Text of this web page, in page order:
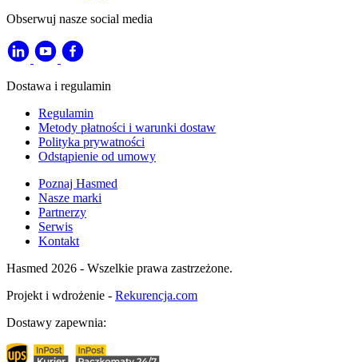
Obserwuj nasze social media
Dostawa i regulamin
Regulamin
Metody płatności i warunki dostaw
Polityka prywatności
Odstąpienie od umowy
Poznaj Hasmed
Nasze marki
Partnerzy
Serwis
Kontakt
Hasmed 2026 - Wszelkie prawa zastrzeżone.
Projekt i wdrożenie - Rekurencja.com
Dostawy zapewnia: